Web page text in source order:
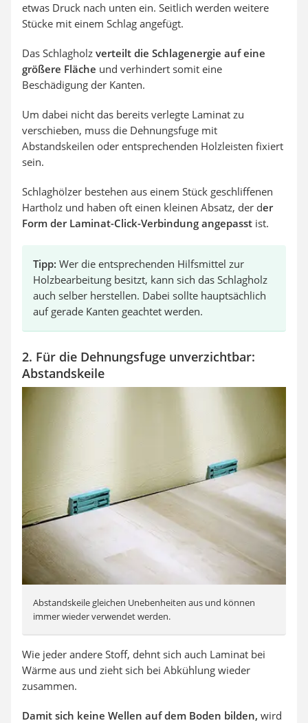
etwas Druck nach unten ein. Seitlich werden weitere
Stücke mit einem Schlag angefügt.
Das Schlagholz verteilt die Schlagenergie auf eine
größere Fläche und verhindert somit eine
Beschädigung der Kanten.
Um dabei nicht das bereits verlegte Laminat zu
verschieben, muss die Dehnungsfuge mit
Abstandskeilen oder entsprechenden Holzleisten fixiert
sein.
Schlaghölzer bestehen aus einem Stück geschliffenen
Hartholz und haben oft einen kleinen Absatz, der der
Form der Laminat-Click-Verbindung angepasst ist.
Tipp: Wer die entsprechenden Hilfsmittel zur
Holzbearbeitung besitzt, kann sich das Schlagholz
auch selber herstellen. Dabei sollte hauptsächlich
auf gerade Kanten geachtet werden.
2. Für die Dehnungsfuge unverzichtbar:
Abstandskeile
Abstandskeile gleichen Unebenheiten aus und können
immer wieder verwendet werden.
Wie jeder andere Stoff, dehnt sich auch Laminat bei
Wärme aus und zieht sich bei Abkühlung wieder
zusammen.
Damit sich keine Wellen auf dem Boden bilden, wird